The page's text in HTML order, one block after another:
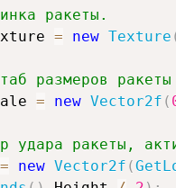
ракеты.
= new Texture
размеров ракеты
= new Vector2f (
удара ракеты,
= new Vector2f (